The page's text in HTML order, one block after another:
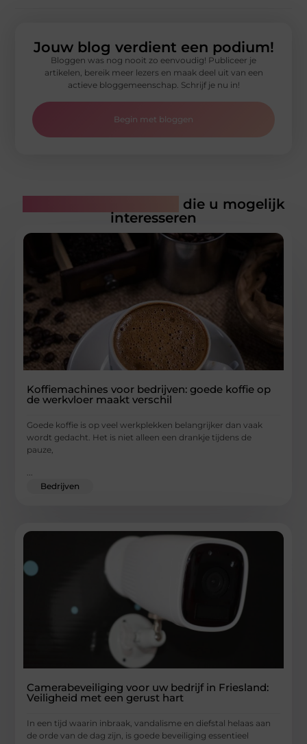
Jouw blog verdient een podium!
Bloggen was nog nooit zo eenvoudig! Publiceer je
artikelen, bereik meer lezers en maak deel uit van een
actieve bloggemeenschap. Schrijf je nu in!
Begin met bloggen
die u mogelijk
interesseren
Koffiemachines voor bedrijven: goede koffie op
de werkvloer maakt verschil
Goede koffie is op veel werkplekken belangrijker dan vaak
wordt gedacht. Het is niet alleen een drankje tijdens de
pauze,
Bedrijven
Camerabeveiliging voor uw bedrijf in Friesland:
Veiligheid met een gerust hart
In een tijd waarin inbraak, vandalisme en diefstal helaas aan
de orde van de dag zijn, is goede beveiliging essentieel